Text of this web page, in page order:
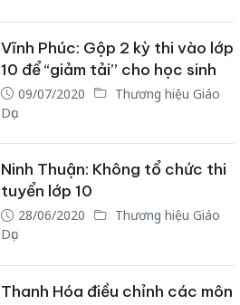
Vĩnh Phúc: Gộp 2 kỳ thi vào lớp
10 để “giảm tải” cho học sinh
09/07/2020
Thương hiệu Giáo
Dục
Ninh Thuận: Không tổ chức thi
tuyển lớp 10
28/06/2020
Thương hiệu Giáo
Dục
Thanh Hóa điều chỉnh các môn